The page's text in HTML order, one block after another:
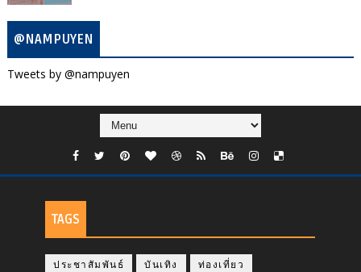
@NAMPUYEN
Tweets by @nampuyen
TAGS
ประชาสัมพันธ์ บันเทิง ท่องเที่ยว